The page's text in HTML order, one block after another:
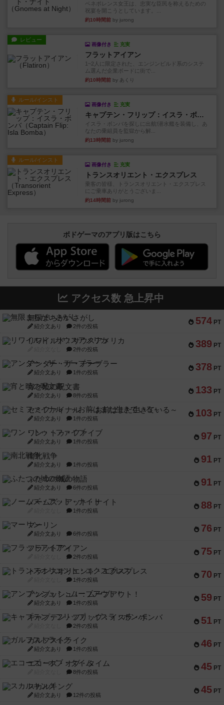
ベネボレンス女王は、忠実な臣民を称えるための
祝宴を開こうとしています。...
約10時間前 by jurong
レビュー
画像付き 充実
フラットアイアン
1~2人に限定された、エンジンビルド系のシステ
ム選んだ企業ボードに街で...
約10時間前 by あくり
ルール/インスト
画像付き 充実
キャプテン・フリップ：イスラ・ボンバ
イスラ・ボンバを探しに出航!潜水艦を装備し、あ
なたの乗組員を監獄から解...
約13時間前 by jurong
ルール/インスト
画像付き 充実
トランスオリエント・エクスプレス
乗客の皆様、トランスオリエント・エクスプレス
にご乗車ありがとうございま...
約14時間前 by jurong
ボドゲーマのアプリ版はこちら
アクセス数 急上昇中
574 PT
無限まちがいさがし
紹介文あり 2件の投稿
389 PT
リワイルド：サウスアメリカ
2件の投稿
378 PT
アンダー・ザ・テーブラー
紹介文あり 1件の投稿
133 PT
宵と暁の呪文書
紹介文あり 8件の投稿
103 PT
セミファイナル ～お前はまだ生きている～
紹介文あり 1件の投稿
97 PT
ワン・トゥ・ファイブ
紹介文あり 1件の投稿
91 PT
南北戦争
紹介文あり 1件の投稿
91 PT
ふたつの城の物語
紹介文あり 6件の投稿
88 PT
ノームズ・アット・ナイト
1件の投稿
76 PT
マーリン
紹介文あり 6件の投稿
75 PT
フラットアイアン
2件の投稿
70 PT
トランスオリエント・エクスプレス
1件の投稿
59 PT
アンブッシュ！：ムーブアウト！
紹介文あり 1件の投稿
51 PT
キャプテン・フリップ：イスラ・ボンバ
2件の投稿
46 PT
ガルフストライク
紹介文あり 1件の投稿
45 PT
エコーズ・オブ・タイム
8件の投稿
45 PT
スカルキング
紹介文あり 12件の投稿